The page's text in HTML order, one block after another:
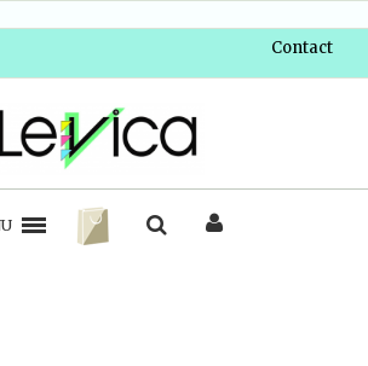
Contact